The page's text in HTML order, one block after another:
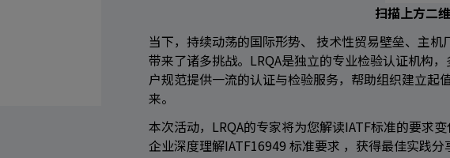
扫描上方二
当下，持续动荡的国际形势、
技术性贸易壁垒、主机
带来了诸多挑战。LRQA是独立的专业检验认证机构，
户规范提供一流的认证与检验服务，帮助组织建立起
来。
本次活动， LRQA的专家将为您解读IATF标准的要求变
企业深度理解IATF16949 标准要求 ，获得最佳实践分